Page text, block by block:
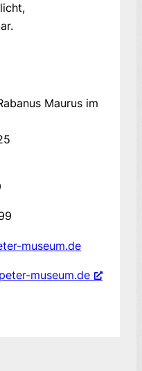
Maurus im
museum.de
museum.de